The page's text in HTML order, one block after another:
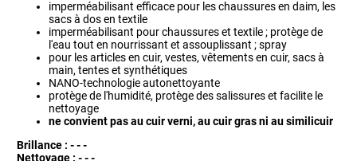
imperméabilisant efficace pour les chaussures en daim, les
sacs à dos en textile
imperméabilisant pour chaussures et textile ; protège de
l'eau tout en nourrissant et assouplissant ; spray
pour les articles en cuir, vestes, vêtements en cuir, sacs à
main, tentes et synthétiques
NANO-technologie autonettoyante
protège de l'humidité, protège des salissures et facilite le
nettoyage
ne convient pas au cuir verni, au cuir gras ni au similicuir
Brillance : - - -
Nettoyage : - - -